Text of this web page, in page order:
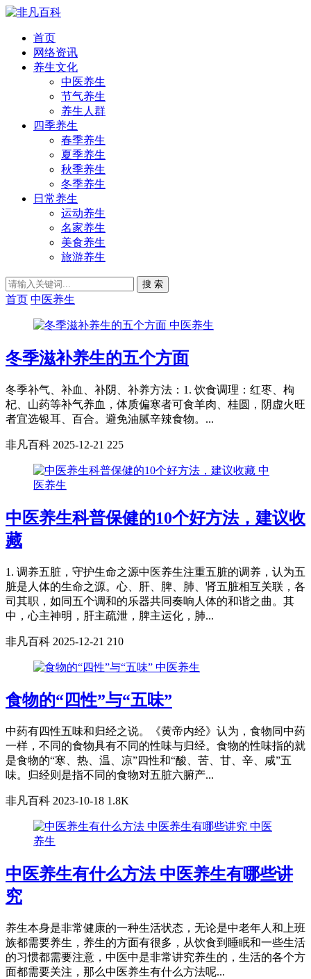
首页
网络资讯
养生文化
中医养生
节气养生
养生人群
四季养生
春季养生
夏季养生
秋季养生
冬季养生
日常养生
运动养生
名家养生
美食养生
旅游养生
搜 索
首页 中医养生
中医养生
冬季滋补养生的五个方面
冬季补气、补血、补阴、补养方法：1. 饮食调理：红枣、枸
杞、山药等补气养血，体质偏寒者可食羊肉、桂圆，阴虚火旺
者宜选银耳、百合。避免油腻辛辣食物。...
非凡百科 2025-12-21 225
中
医养生
中医养生科普保健的10个好方法，建议收
藏
1. 调养五脏，守护生命之源中医养生注重五脏的调养，认为五
脏是人体的生命之源。心、肝、脾、肺、肾五脏相互关联，各
司其职，如同五个调和的乐器共同奏响人体的和谐之曲。其
中，心主神明，肝主疏泄，脾主运化，肺...
非凡百科 2025-12-21 210
中医养生
食物的“四性”与“五味”
中药有四性五味和归经之说。《黄帝内经》认为，食物同中药
一样，不同的食物具有不同的性味与归经。食物的性味指的就
是食物的“寒、热、温、凉”四性和“酸、苦、甘、辛、咸”五
味。归经则是指不同的食物对五脏六腑产...
非凡百科 2023-10-18 1.8K
中医
养生
中医养生有什么方法 中医养生有哪些讲
究
养生本身是非常健康的一种生活状态，无论是中老年人和上班
族都需要养生，养生的方面有很多，从饮食到睡眠和一些生活
的习惯都需要注意，中医中是非常讲究养生的，生活的各个方
面都需要关注，那么中医养生有什么方法呢...